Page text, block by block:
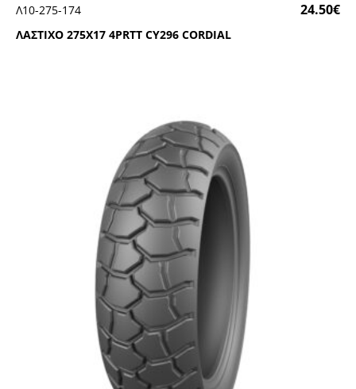
ΛΑΣΤΙΧΟ 275Χ17 4ΡRΤΤ CΥ296 CΟRDΙΑL
Λ10-275-174 24.50€